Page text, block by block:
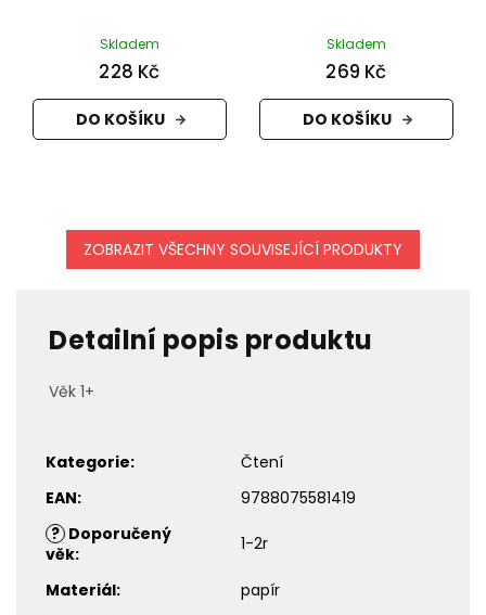
Skladem
228 Kč
DO KOŠÍKU
Skladem
269 Kč
DO KOŠÍKU
ZOBRAZIT VŠECHNY SOUVISEJÍCÍ PRODUKTY
Detailní popis produktu
Věk 1+
Kategorie:
Čtení
EAN:
9788075581419
? Doporučený
věk: 1-2r
Materiál:
papír